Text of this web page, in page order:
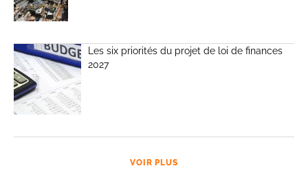
Les six priorités du projet de loi de finances
2027
VOIR PLUS